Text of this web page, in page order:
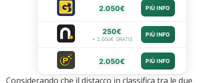
2.050€ PIÙ INFO
250€
+ 2.000€ GRATIS
PIÙ INFO
2.050€ PIÙ INFO
Considerando che il distacco in classifica tra le due